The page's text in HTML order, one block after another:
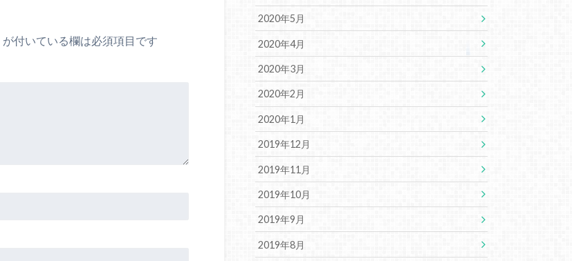
が付いている欄は必須項目です
2020年5月
2020年4月
2020年3月
2020年2月
2020年1月
2019年12月
2019年11月
2019年10月
2019年9月
2019年8月